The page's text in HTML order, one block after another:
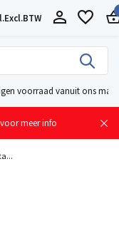
Excl.BTW
in Nederland
meer info